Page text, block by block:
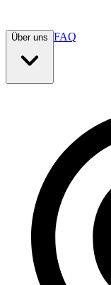
Über uns FAQ